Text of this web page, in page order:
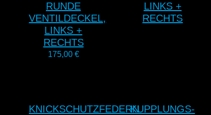
RUNDE
VENTILDECKEL,
LINKS +
RECHTS
175,00 €
LINKS +
RECHTS
KNICKSCHUTZFEDERNKUPPLUNGS-